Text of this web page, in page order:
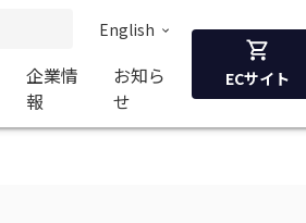
English
企業情
報
お知ら
せ
ECサイト